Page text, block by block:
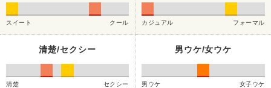
スイート クール カジュアル フォーマル
清楚/セクシー
清楚 セクシー
男ウケ/女ウケ
男ウケ 女子ウケ